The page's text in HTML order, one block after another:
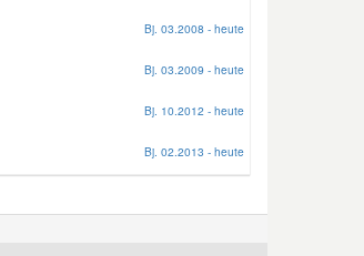
Bj. 03.2008 - heute
Bj. 03.2009 - heute
Bj. 10.2012 - heute
Bj. 02.2013 - heute